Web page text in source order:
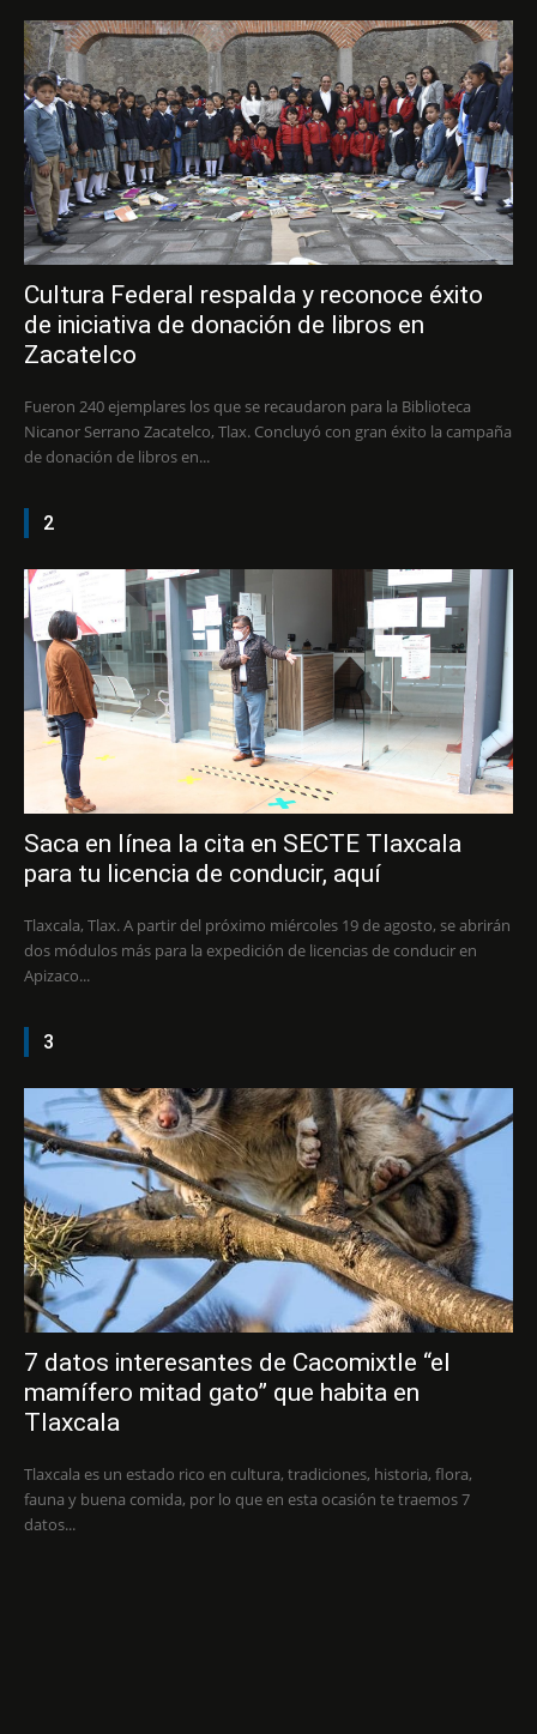
Cultura Federal respalda y reconoce éxito
de iniciativa de donación de libros en
Zacatelco
Fueron 240 ejemplares los que se recaudaron para la Biblioteca
Nicanor Serrano Zacatelco, Tlax. Concluyó con gran éxito la campaña
de donación de libros en...
2
Saca en línea la cita en SECTE Tlaxcala
para tu licencia de conducir, aquí
Tlaxcala, Tlax. A partir del próximo miércoles 19 de agosto, se abrirán
dos módulos más para la expedición de licencias de conducir en
Apizaco...
3
7 datos interesantes de Cacomixtle “el
mamífero mitad gato” que habita en
Tlaxcala
Tlaxcala es un estado rico en cultura, tradiciones, historia, flora,
fauna y buena comida, por lo que en esta ocasión te traemos 7
datos...